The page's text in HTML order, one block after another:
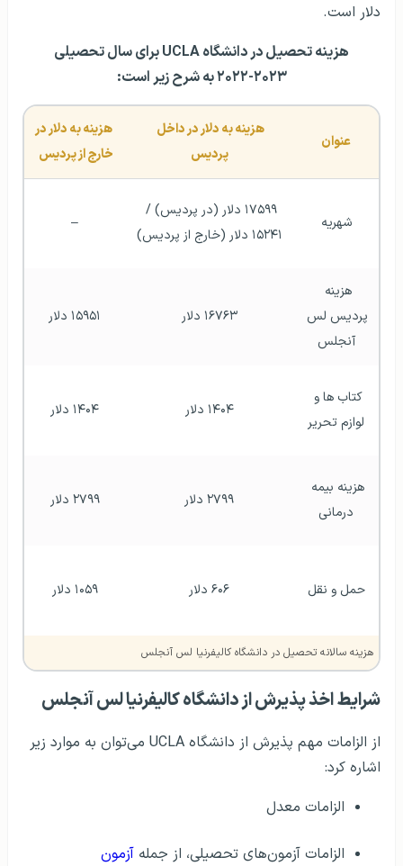
دلار است.
هزینه تحصیل در دانشگاه UCLA برای سال تحصیلی
۲۰۲۳-۲۰۲۲ به شرح زیر است:
عنوان
پردیس
خارج از پردیس
شهریه
۱۵۲۴۱ دلار (خارج از پردیس)
–
آنجلس
۱۶۷۶۳ دلار ۱۵۹۵۱ دلار
لوازم تحریر
۱۴۰۴ دلار ۱۴۰۴ دلار
درمانی
۲۷۹۹ دلار ۲۷۹۹ دلار
حمل و نقل ۶۰۶ دلار ۱۰۵۹ دلار
هزینه سالانه تحصیل در دانشگاه کالیفرنیا لس آنجلس
شرایط اخذ پذیرش از دانشگاه کالیفرنیا لس آنجلس
از الزامات مهم پذیرش از دانشگاه UCLA می‌توان به موارد زیر
اشاره کرد:
الزامات معدل
الزامات آزمون‌های تحصیلی، از جمله آزمون